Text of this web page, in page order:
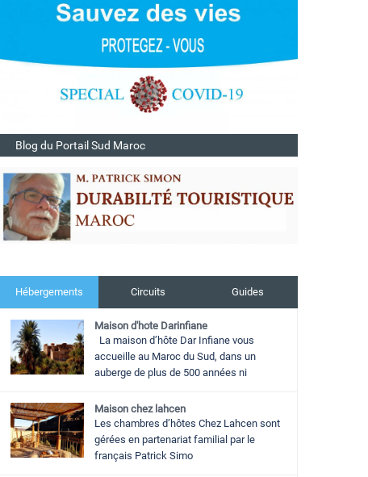
Blog du Portail Sud Maroc
Hébergements Circuits Guides
Maison d'hote Darinfiane
La maison d’hôte Dar Infiane vous
accueille au Maroc du Sud, dans un
auberge de plus de 500 années ni
Maison chez lahcen
Les chambres d’hôtes Chez Lahcen sont
gérées en partenariat familial par le
français Patrick Simo